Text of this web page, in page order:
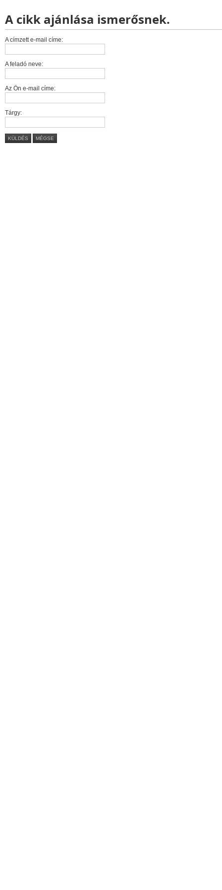
A cikk ajánlása ismerősnek.
A címzett e-mail címe:
A feladó neve:
Az Ön e-mail címe:
Tárgy:
KÜLDÉS MÉGSE